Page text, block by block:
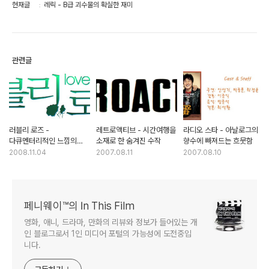
현재글 레릭 - B급 괴수물의 확실한 재미
관련글
러블리 로즈 -
다큐멘터리적인 느낌의
베트남 영화
2008.11.04
레트로액티브 - 시간여행을
소재로 한 숨겨진 수작
2007.08.11
라디오 스타 - 아날로그의
향수에 빠져드는 흐뭇함
2007.08.10
페니웨이™의 In This Film
영화, 애니, 드라마, 만화의 리뷰와 정보가 들어있는 개
인 블로그로서 1인 미디어 포털의 가능성에 도전중입
니다.